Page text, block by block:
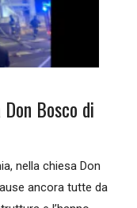
Bosco di
nella chiesa Don
ancora tutte da